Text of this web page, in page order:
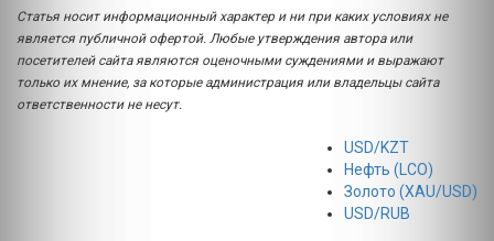
Статья носит информационный характер и ни при каких условиях не
является публичной офертой. Любые утверждения автора или
посетителей сайта являются оценочными суждениями и выражают
только их мнение, за которые администрация или владельцы сайта
ответственности не несут.
USD/KZT
Нефть (LCO)
Золото (XAU/USD)
USD/RUB